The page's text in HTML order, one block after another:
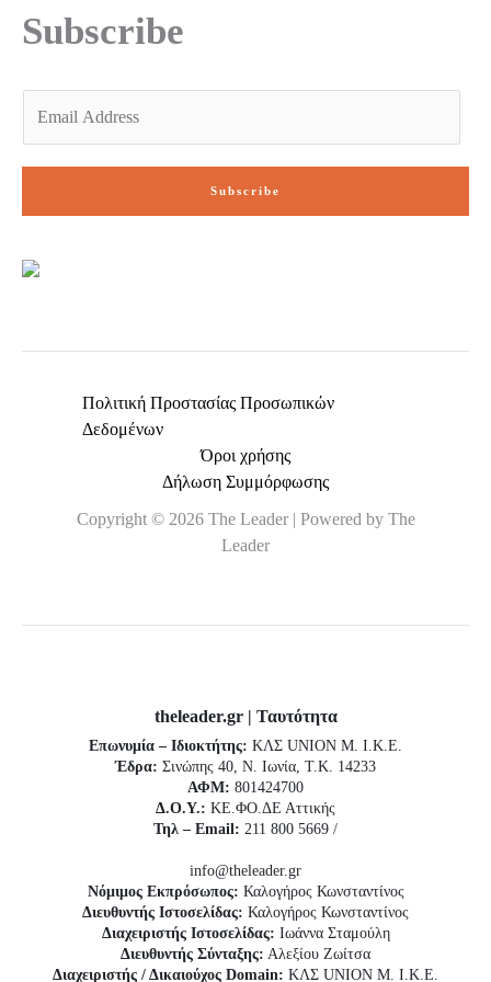
Subscribe
Subscribe
Πολιτική Προστασίας Προσωπικών
Δεδομένων
Όροι χρήσης
Δήλωση Συμμόρφωσης
Copyright © 2026 The Leader | Powered by The
Leader
theleader.gr | Ταυτότητα
Επωνυμία – Ιδιοκτήτης: ΚΛΣ UNION Μ. Ι.Κ.Ε.
Έδρα: Σινώπης 40, Ν. Ιωνία, Τ.Κ. 14233
ΑΦΜ: 801424700
Δ.Ο.Υ.: ΚΕ.ΦΟ.ΔΕ Αττικής
Τηλ – Email: 211 800 5669 /
info@theleader.gr
Νόμιμος Εκπρόσωπος: Καλογήρος Κωνσταντίνος
Διευθυντής Ιστοσελίδας: Καλογήρος Κωνσταντίνος
Διαχειριστής Ιστοσελίδας: Ιωάννα Σταμούλη
Διευθυντής Σύνταξης: Αλεξίου Ζωίτσα
Διαχειριστής / Δικαιούχος Domain: ΚΛΣ UNION Μ. Ι.Κ.Ε.